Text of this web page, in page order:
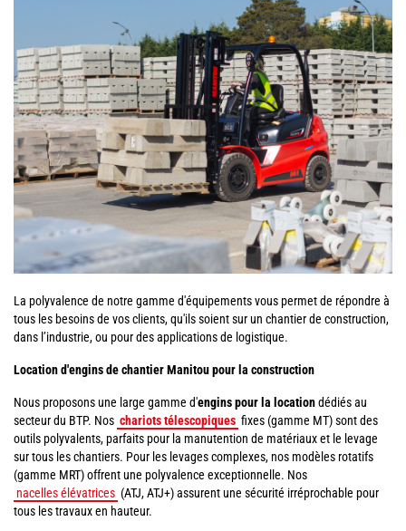
La polyvalence de notre gamme d'équipements vous permet de répondre à
tous les besoins de vos clients, qu'ils soient sur un chantier de construction,
dans l’industrie, ou pour des applications de logistique.
Location d'engins de chantier Manitou pour la construction
Nous proposons une large gamme d'engins pour la locationdédiés au
secteur du BTP. Nos chariots télescopiques fixes (gamme MT) sont des
outils polyvalents, parfaits pour la manutention de matériaux et le levage
sur tous les chantiers. Pour les levages complexes, nos modèles rotatifs
(gamme MRT) offrent une polyvalence exceptionnelle. Nos
nacelles élévatrices (ATJ, ATJ+) assurent une sécurité irréprochable pour
tous les travaux en hauteur.